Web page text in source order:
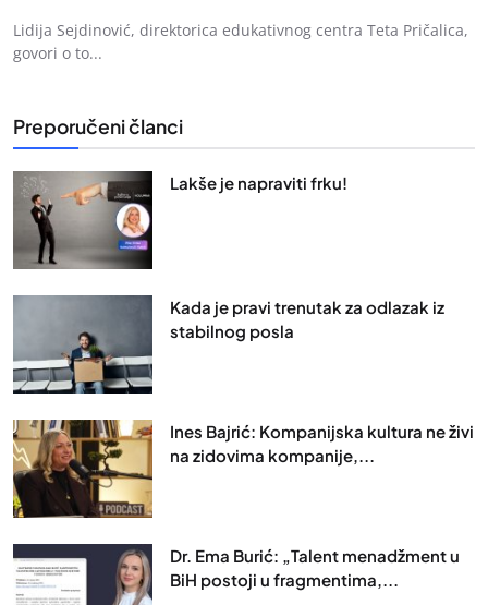
Lidija Sejdinović, direktorica edukativnog centra Teta Pričalica,
govori o to...
Preporučeni članci
Lakše je napraviti frku!
Kada je pravi trenutak za odlazak iz
stabilnog posla
Ines Bajrić: Kompanijska kultura ne živi
na zidovima kompanije,...
Dr. Ema Burić: „Talent menadžment u
BiH postoji u fragmentima,...